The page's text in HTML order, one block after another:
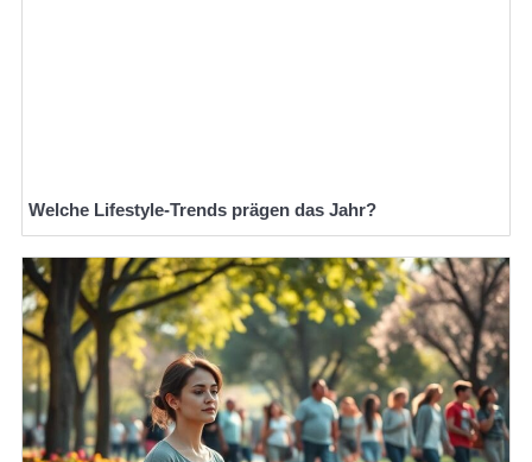
Welche Lifestyle-Trends prägen das Jahr?